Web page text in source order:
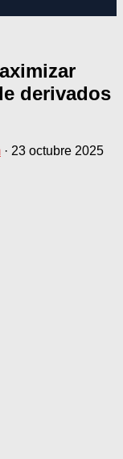
derivados
· 23 octubre 2025